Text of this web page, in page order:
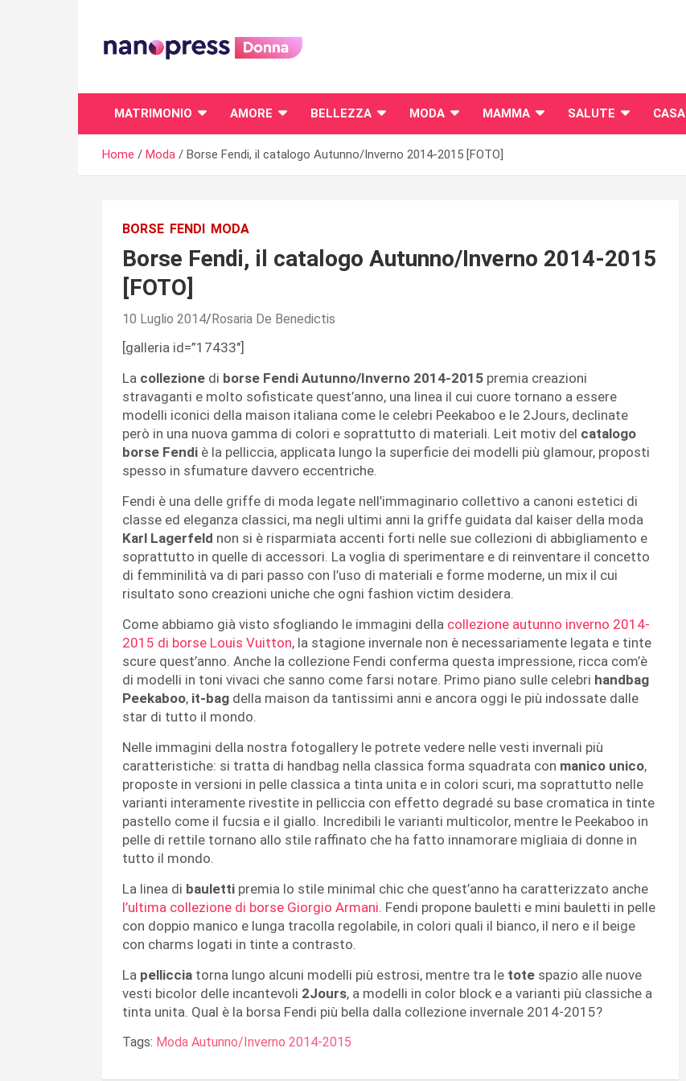
content
MATRIMONIO AMORE BELLEZZA MODA MAMMA SALUTE CASA
Home Moda Borse Fendi, il catalogo Autunno/Inverno 2014-2015 [FOTO]
BORSE FENDI MODA
Borse Fendi, il catalogo Autunno/Inverno 2014-2015
[FOTO]
10 Luglio 2014 Rosaria De Benedictis
[galleria id=”17433″]
La collezione di borse Fendi Autunno/Inverno 2014-2015 premia creazioni
stravaganti e molto sofisticate quest’anno, una linea il cui cuore tornano a essere
modelli iconici della maison italiana come le celebri Peekaboo e le 2Jours, declinate
però in una nuova gamma di colori e soprattutto di materiali. Leit motiv del catalogo
borse Fendi è la pelliccia, applicata lungo la superficie dei modelli più glamour, proposti
spesso in sfumature davvero eccentriche.
Fendi è una delle griffe di moda legate nell’immaginario collettivo a canoni estetici di
classe ed eleganza classici, ma negli ultimi anni la griffe guidata dal kaiser della moda
Karl Lagerfeld non si è risparmiata accenti forti nelle sue collezioni di abbigliamento e
soprattutto in quelle di accessori. La voglia di sperimentare e di reinventare il concetto
di femminilità va di pari passo con l’uso di materiali e forme moderne, un mix il cui
risultato sono creazioni uniche che ogni fashion victim desidera.
Come abbiamo già visto sfogliando le immagini della collezione autunno inverno 2014-
2015 di borse Louis Vuitton, la stagione invernale non è necessariamente legata e tinte
scure quest’anno. Anche la collezione Fendi conferma questa impressione, ricca com’è
di modelli in toni vivaci che sanno come farsi notare. Primo piano sulle celebri handbag
Peekaboo, it-bag della maison da tantissimi anni e ancora oggi le più indossate dalle
star di tutto il mondo.
Nelle immagini della nostra fotogallery le potrete vedere nelle vesti invernali più
caratteristiche: si tratta di handbag nella classica forma squadrata con manico unico,
proposte in versioni in pelle classica a tinta unita e in colori scuri, ma soprattutto nelle
varianti interamente rivestite in pelliccia con effetto degradé su base cromatica in tinte
pastello come il fucsia e il giallo. Incredibili le varianti multicolor, mentre le Peekaboo in
pelle di rettile tornano allo stile raffinato che ha fatto innamorare migliaia di donne in
tutto il mondo.
La linea di bauletti premia lo stile minimal chic che quest’anno ha caratterizzato anche
l’ultima collezione di borse Giorgio Armani. Fendi propone bauletti e mini bauletti in pelle
con doppio manico e lunga tracolla regolabile, in colori quali il bianco, il nero e il beige
con charms logati in tinte a contrasto.
La pelliccia torna lungo alcuni modelli più estrosi, mentre tra le tote spazio alle nuove
vesti bicolor delle incantevoli 2Jours, a modelli in color block e a varianti più classiche a
tinta unita. Qual è la borsa Fendi più bella dalla collezione invernale 2014-2015?
Tags: Moda Autunno/Inverno 2014-2015